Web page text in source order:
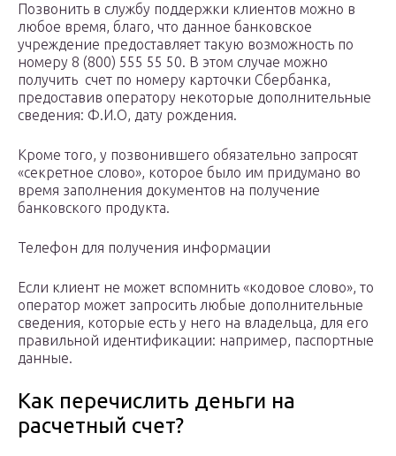
Позвонить в службу поддержки клиентов можно в
любое время, благо, что данное банковское
учреждение предоставляет такую возможность по
номеру 8 (800) 555 55 50. В этом случае можно
получить счет по номеру карточки Сбербанка,
предоставив оператору некоторые дополнительные
сведения: Ф.И.О, дату рождения.
Кроме того, у позвонившего обязательно запросят
«секретное слово», которое было им придумано во
время заполнения документов на получение
банковского продукта.
Телефон для получения информации
Если клиент не может вспомнить «кодовое слово», то
оператор может запросить любые дополнительные
сведения, которые есть у него на владельца, для его
правильной идентификации: например, паспортные
данные.
Как перечислить деньги на
расчетный счет?